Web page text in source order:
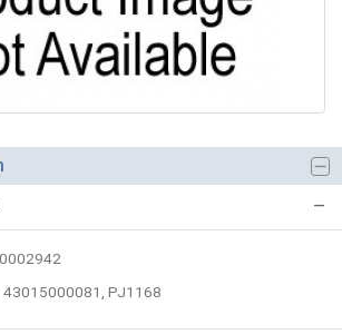
43015000081, PJ1168